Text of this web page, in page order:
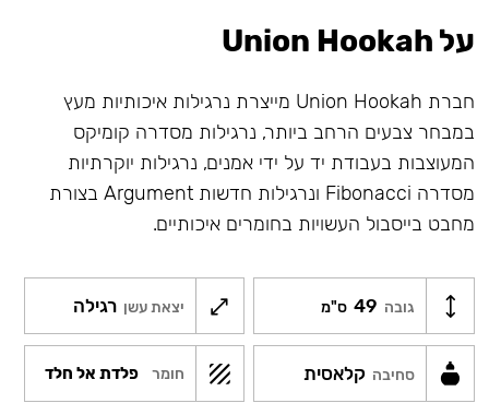
על Union Hookah
חברת Union Hookah מייצרת נרגילות איכותיות מעץ
במבחר צבעים הרחב ביותר, נרגילות מסדרה קומיקס
המעוצבות בעבודת יד על ידי אמנים, נרגילות יוקרתיות
מסדרה Fibonacci ונרגילות חדשות Argument בצורת
מחבט בייסבול העשויות בחומרים איכותיים.
גובה 49 ס"מ יצאת עשן רגילה
סחיבה קלאסית חומר פלדת אל חלד